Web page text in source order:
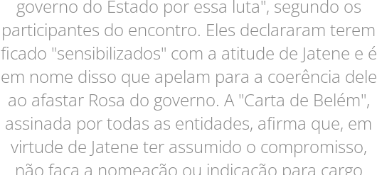
governo do Estado por essa luta", segundo os
participantes do encontro. Eles declararam terem
ficado "sensibilizados" com a atitude de Jatene e é
em nome disso que apelam para a coerência dele
ao afastar Rosa do governo. A "Carta de Belém",
assinada por todas as entidades, afirma que, em
virtude de Jatene ter assumido o compromisso,
não faça a nomeação ou indicação para cargo